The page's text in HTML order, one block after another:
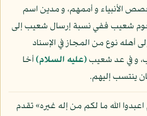
الأنبياء و أممهم، و مدين اسم
شعيب ففي نسبة إرسال شعيب إلى
أهله نوع من المجاز في الإسناد
و في عد شعيب(عليه السلام)أخا
ينتسب إليهم.
الله ما لكم من إله غيره» تقدم